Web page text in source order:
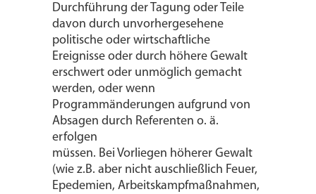
Durchführung der Tagung oder Teile
davon durch unvorhergesehene
politische oder wirtschaftliche
Ereignisse oder durch höhere Gewalt
erschwert oder unmöglich gemacht
werden, oder wenn
Programmänderungen aufgrund von
Absagen durch Referenten o. ä.
erfolgen
müssen. Bei Vorliegen höherer Gewalt
(wie z.B. aber nicht auschließlich Feuer,
Epedemien, Arbeitskampfmaßnahmen,